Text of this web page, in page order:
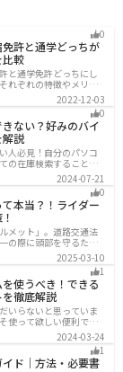
0
許と通学どっちが
比較
と通学免許どっちにし
れぞれの特徴やメリッ
く安く免許取得したい
りたいなら通学免許が
取得方法を選んでくだ
2022-12-03
0
ない？好みのバイ
解説
人必見！自分のパソコ
の在庫検索することは
を探すためには、店舗
らう必要があります。
イクを見つけるテクニ
2024-07-21
0
本当？！ライダー
メット」。道路交通法
の際に頭部を守るため
メットが原因で禿げた
イダーもいるのではな
トが禿げる原因になる
クには乗りたいけど抜
ーリング後に髪のボリ
れは禿げる原因にな
みにお答えしていきま
はぜひ最後までご覧く
で禿げ
2025-03-10
1
使うべき！できる
徹底解説
いらないと思っていま
使って欲しい便利で安
ンカムでできることや
したので、気になって
2024-03-24
1
ド｜方法・必要書